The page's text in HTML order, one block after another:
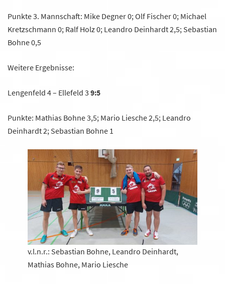
Punkte 3. Mannschaft: Mike Degner 0; Olf Fischer 0; Michael
Kretzschmann 0; Ralf Holz 0; Leandro Deinhardt 2,5; Sebastian
Bohne 0,5
Weitere Ergebnisse:
Lengenfeld 4 – Ellefeld 3 9:5
Punkte: Mathias Bohne 3,5; Mario Liesche 2,5; Leandro
Deinhardt 2; Sebastian Bohne 1
v.l.n.r.: Sebastian Bohne, Leandro Deinhardt,
Mathias Bohne, Mario Liesche